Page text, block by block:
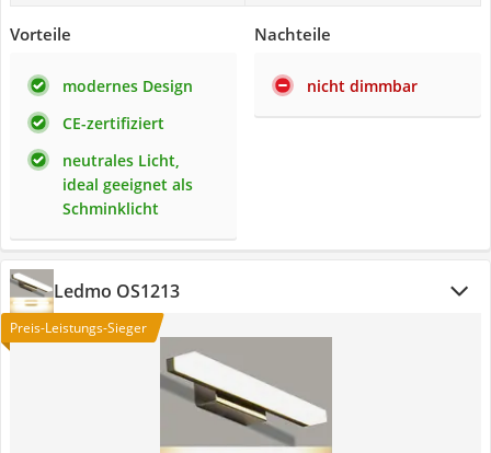
Vorteile
modernes Design
CE-zertifiziert
neutrales Licht,
ideal geeignet als
Schminklicht
Nachteile
nicht dimmbar
Ledmo OS1213
Preis-Leistungs-Sieger